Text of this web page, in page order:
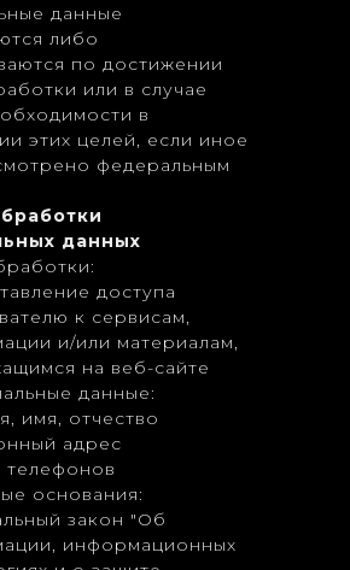
данные
либо
по достижении
или в случае
в
этих целей, если иное
федеральным
данных
доступа
к сервисам,
и/или материалам,
на веб-сайте
данные:
имя, отчество
адрес
телефонов
основания:
закон "Об
информационных